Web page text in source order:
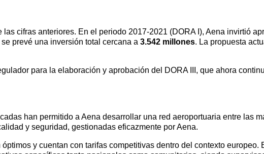
cifras anteriores. En el periodo 2017-2021 (DORA I), Aena invirtió
prevé una inversión total cercana a 3.542 millones. La propuesta
para la elaboración y aprobación del DORA III, que ahora
han permitido a Aena desarrollar una red aeroportuaria entre las
y seguridad, gestionadas eficazmente por Aena.
y cuentan con tarifas competitivas dentro del contexto europeo.